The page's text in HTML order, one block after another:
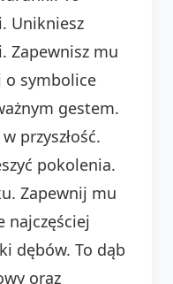
Unikniesz
Zapewnisz mu
o symbolice
gestem.
przyszłość.
pokolenia.
Zapewnij mu
najczęściej
dębów. To dąb
oraz